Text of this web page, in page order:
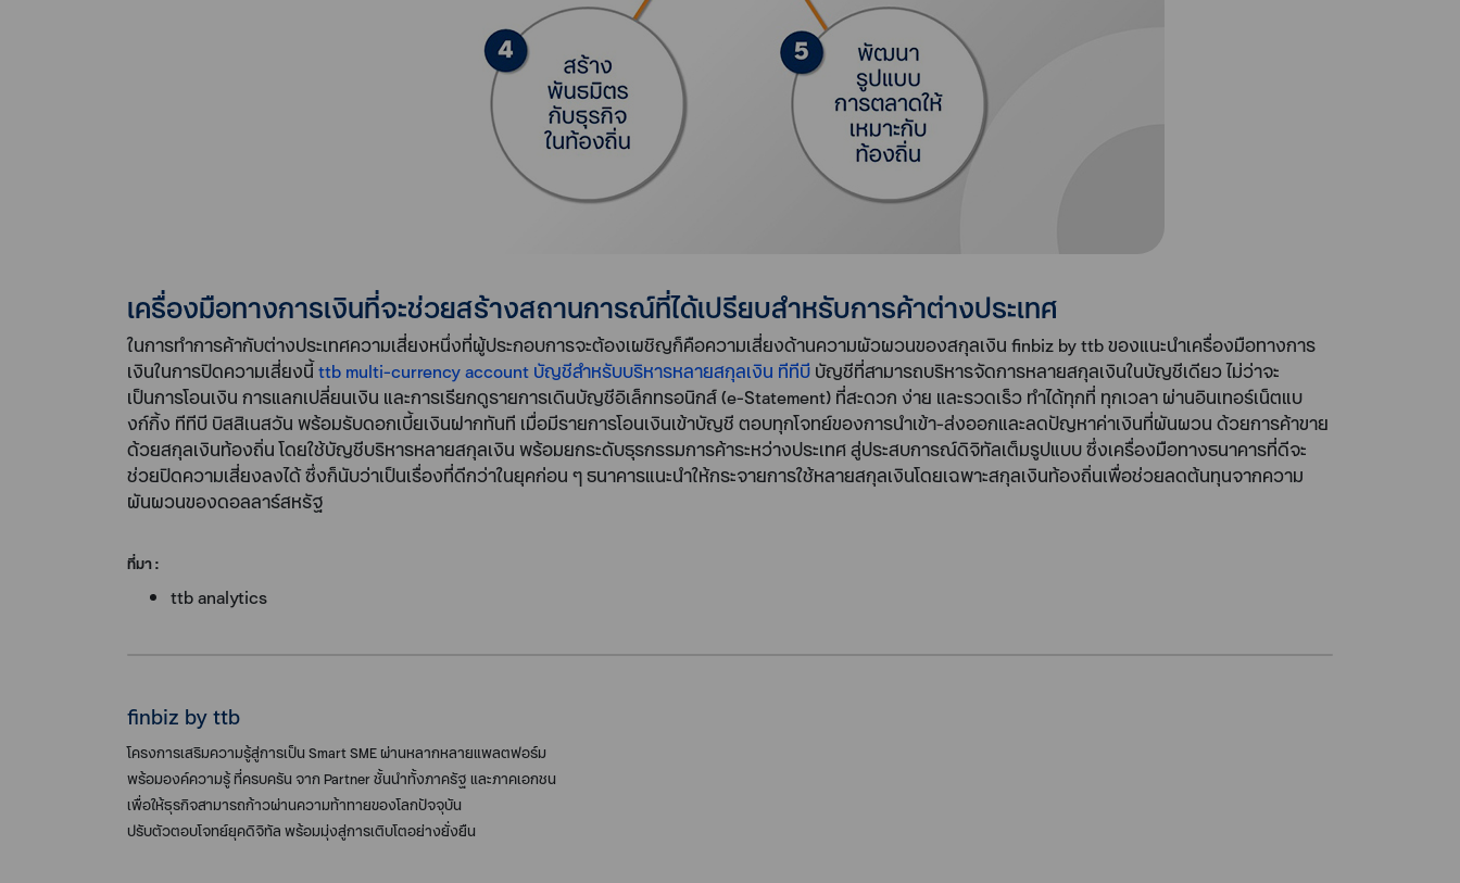
เครื่องมือทางการเงินที่จะช่วยสร้างสถานการณ์ที่ได้เปรียบสำหรับการค้าต่างประเทศ
ในการทำการค้ากับต่างประเทศความเสี่ยงหนึ่งที่ผู้ประกอบการจะต้องเผชิญก็คือความเสี่ยงด้านความผัวผวนของสกุลเงิน finbiz by ttb ของแนะนำเครื่องมือทางการ
เงินในการปิดความเสี่ยงนี้ ttb multi-currency account บัญชีสำหรับบริหารหลายสกุลเงิน ทีทีบี บัญชีที่สามารถบริหารจัดการหลายสกุลเงินในบัญชีเดียว ไม่ว่าจะ
เป็นการโอนเงิน การแลกเปลี่ยนเงิน และการเรียกดูรายการเดินบัญชีอิเล็กทรอนิกส์ (e-Statement) ที่สะดวก ง่าย และรวดเร็ว ทำได้ทุกที่ ทุกเวลา ผ่านอินเทอร์เน็ตแบ
งก์กิ้ง ทีทีบี บิสสิเนสวัน พร้อมรับดอกเบี้ยเงินฝากทันที เมื่อมีรายการโอนเงินเข้าบัญชี ตอบทุกโจทย์ของการนำเข้า-ส่งออกและลดปัญหาค่าเงินที่ผันผวน ด้วยการค้าขาย
ด้วยสกุลเงินท้องถิ่น โดยใช้บัญชีบริหารหลายสกุลเงิน พร้อมยกระดับธุรกรรมการค้าระหว่างประเทศ สู่ประสบการณ์ดิจิทัลเต็มรูปแบบ ซึ่งเครื่องมือทางธนาคารที่ดีจะ
ช่วยปิดความเสี่ยงลงได้ ซึ่งก็นับว่าเป็นเรื่องที่ดีกว่าในยุคก่อน ๆ ธนาคารแนะนำให้กระจายการใช้หลายสกุลเงินโดยเฉพาะสกุลเงินท้องถิ่นเพื่อช่วยลดต้นทุนจากความ
ผันผวนของดอลลาร์สหรัฐ
ที่มา :
ttb analytics
finbiz by ttb
โครงการเสริมความรู้สู่การเป็น Smart SME ผ่านหลากหลายแพลตฟอร์ม
พร้อมองค์ความรู้ ที่ครบครัน จาก Partner ชั้นนำทั้งภาครัฐ และภาคเอกชน
เพื่อให้ธุรกิจสามารถก้าวผ่านความท้าทายของโลกปัจจุบัน
ปรับตัวตอบโจทย์ยุคดิจิทัล พร้อมมุ่งสู่การเติบโตอย่างยั่งยืน